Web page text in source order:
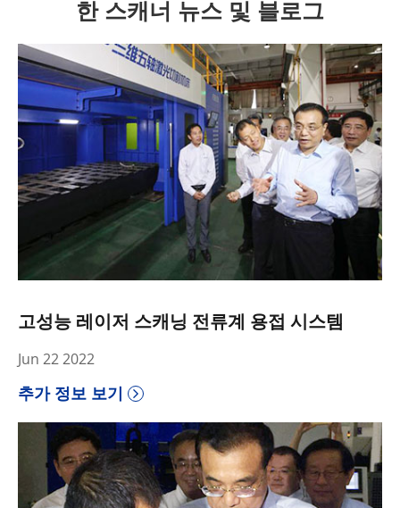
한 스캐너 뉴스 및 블로그
고성능 레이저 스캐닝 전류계 용접 시스템
Jun 22 2022
추가 정보 보기